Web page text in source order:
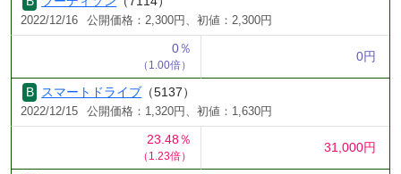
2022/12/16 公開価格：2,300円、初値：2,300円
0％
（1.00倍）
0円
スマートドライブ （5137）
2022/12/15 公開価格：1,320円、初値：1,630円
23.48％
（1.23倍）
31,000円